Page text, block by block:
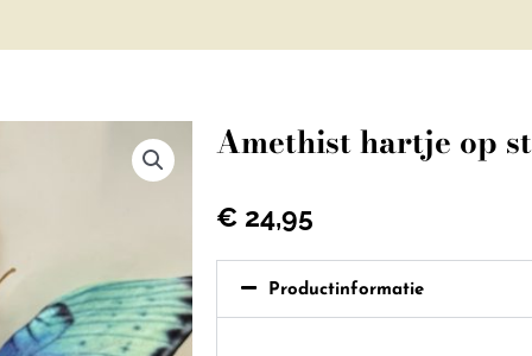
Amethist hartje op
€ 24,95
Productinformatie